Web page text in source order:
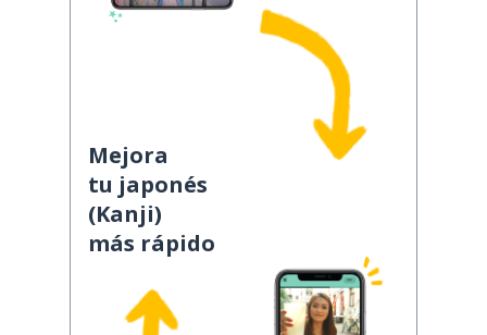
Mejora
tu japonés
(Kanji)
más rápido